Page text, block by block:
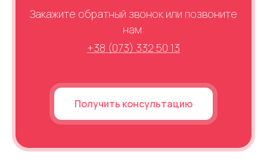
Закажите обратный звонок или позвоните
нам:
+38 (073) 332 50 13
Получить консультацию